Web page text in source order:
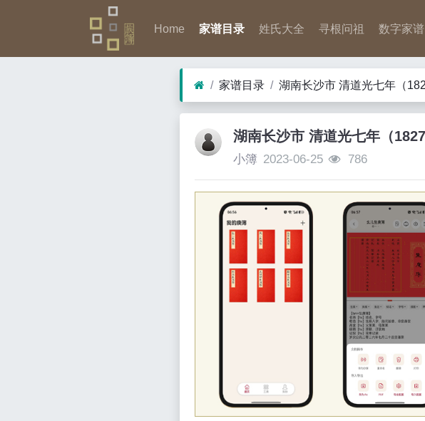
Home 家谱目录 姓氏大全 寻根问祖 数字家谱
家谱目录 湖南长沙市 清道光七年（
湖南长沙市 清道光七年（
小簿 2023-06-25 786